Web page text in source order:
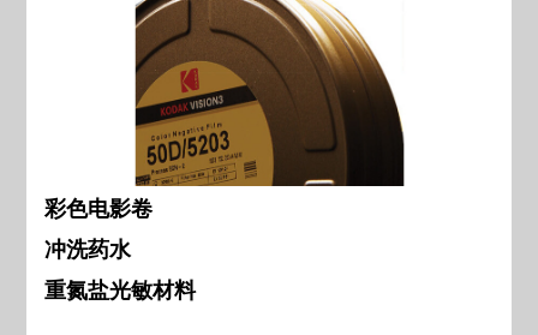
彩色电影卷
冲洗药水
重氮盐光敏材料